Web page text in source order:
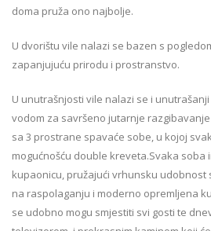
doma pruža ono najbolje.
U dvorištu vile nalazi se bazen s
zapanjujuću prirodu i prostranstvo.
U unutrašnjosti vile nalazi se i
vodom za savršeno jutarnje
sa 3 prostrane spavaće sobe, u kojoj
mogućnošću double kreveta.Svaka soba
kupaonicu, pružajući vrhunsku udobnost
na raspolaganju i moderno opremljena
se udobno mogu smjestiti svi gosti te